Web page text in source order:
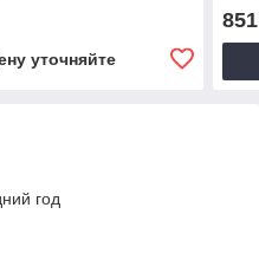
уточняйте
851
год